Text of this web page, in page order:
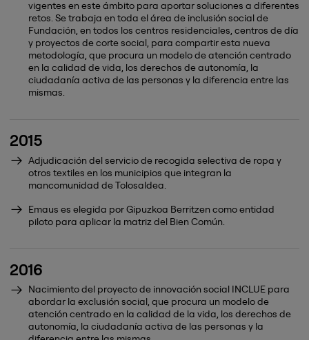
vigentes en este ámbito para aportar soluciones a diferentes
retos. Se trabaja en toda el área de inclusión social de
Fundación, en todos los centros residenciales, centros de día
y proyectos de corte social, para compartir esta nueva
metodología, que procura un modelo de atención centrado
en la calidad de vida, los derechos de autonomía, la
ciudadanía activa de las personas y la diferencia entre las
mismas.
2015
Adjudicación del servicio de recogida selectiva de ropa y
otros textiles en los municipios que integran la
mancomunidad de Tolosaldea.
Emaus es elegida por Gipuzkoa Berritzen como entidad
piloto para aplicar la matriz del Bien Común.
2016
Nacimiento del proyecto de innovación social INCLUE para
abordar la exclusión social, que procura un modelo de
atención centrado en la calidad de la vida, los derechos de
autonomía, la ciudadanía activa de las personas y la